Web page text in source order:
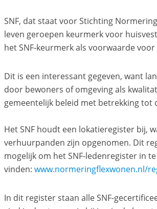
SNF, dat staat voor Stichting
leven geroepen keurmerk voor
het SNF-keurmerk als voorwaarde
Dit is een interessant gegeven, want
door bewoners of omgeving als
gemeentelijk beleid met betrekking tot
Het SNF houdt een lokatieregister bij,
verhuurpanden zijn opgenomen. Dit
mogelijk om het SNF-ledenregister in
vinden:www.normeringflexwonen.nl/
In dit register staan alle SNF-